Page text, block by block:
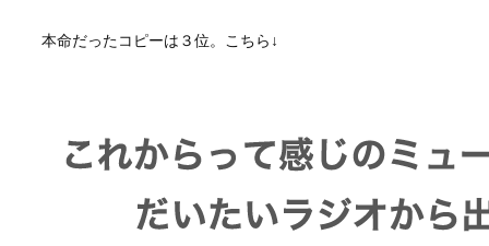
本命だったコピーは３位。こちら↓